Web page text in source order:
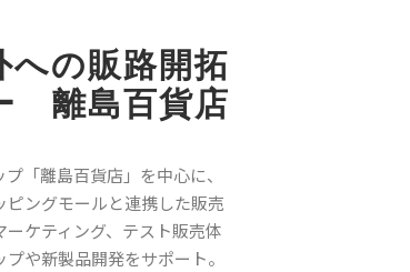
への販路開拓
離島百貨店
「離島百貨店」を中心に、
ングモールと連携した販売
ケティング、テスト販売体
や新製品開発をサポート。